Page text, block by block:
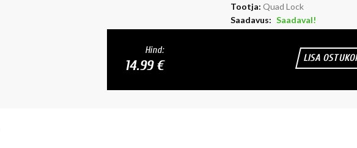
Tootja: Quad Lock
Saadavus: Saadaval!
Hind:
14.99 € LISA